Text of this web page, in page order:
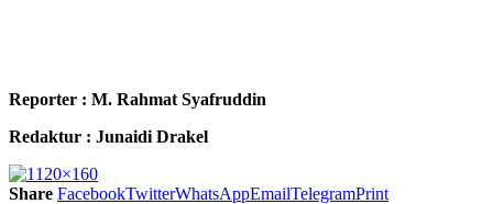
Reporter : M. Rahmat Syafruddin
Redaktur : Junaidi Drakel
Share FacebookTwitterWhatsAppEmailTelegramPrint